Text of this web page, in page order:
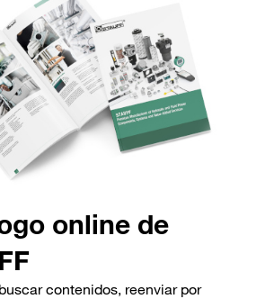
online de
contenidos, reenviar por